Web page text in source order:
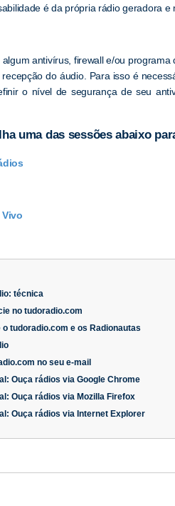
é da própria rádio geradora e
antivírus, firewall e/ou
do áudio. Para isso é
o nível de segurança de seu
uma das sessões abaixo
Vivo
técnica
no tudoradio.com
o tudoradio.com e os Radionautas
no seu e-mail
Ouça rádios via Google Chrome
Ouça rádios via Mozilla Firefox
Ouça rádios via Internet Explorer